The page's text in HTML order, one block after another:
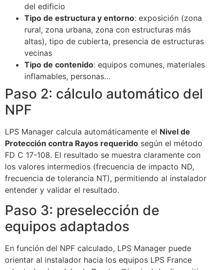
del edificio
Tipo de estructura y entorno: exposición (zona
rural, zona urbana, zona con estructuras más
altas), tipo de cubierta, presencia de estructuras
vecinas
Tipo de contenido: equipos comunes, materiales
inflamables, personas…
Paso 2: cálculo automático del
NPF
LPS Manager calcula automáticamente el Nivel de
Protección contra Rayos requerido según el método
FD C 17-108. El resultado se muestra claramente con
los valores intermedios (frecuencia de impacto ND,
frecuencia de tolerancia NT), permitiendo al instalador
entender y validar el resultado.
Paso 3: preselección de
equipos adaptados
En función del NPF calculado, LPS Manager puede
orientar al instalador hacia los equipos LPS France